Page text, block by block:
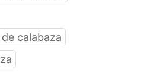
calabaza